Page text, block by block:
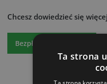
Chcesz dowiedzieć się
Bezpłatny egzemplarz
Ta strona
Ta strona